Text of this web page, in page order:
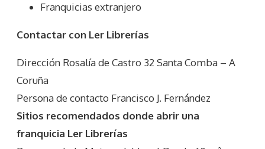
Franquicias extranjero
Contactar con Ler Librerías
Dirección Rosalía de Castro 32 Santa Comba – A
Coruña
Persona de contacto Francisco J. Fernández
Sitios recomendados donde abrir una
franquicia Ler Librerías